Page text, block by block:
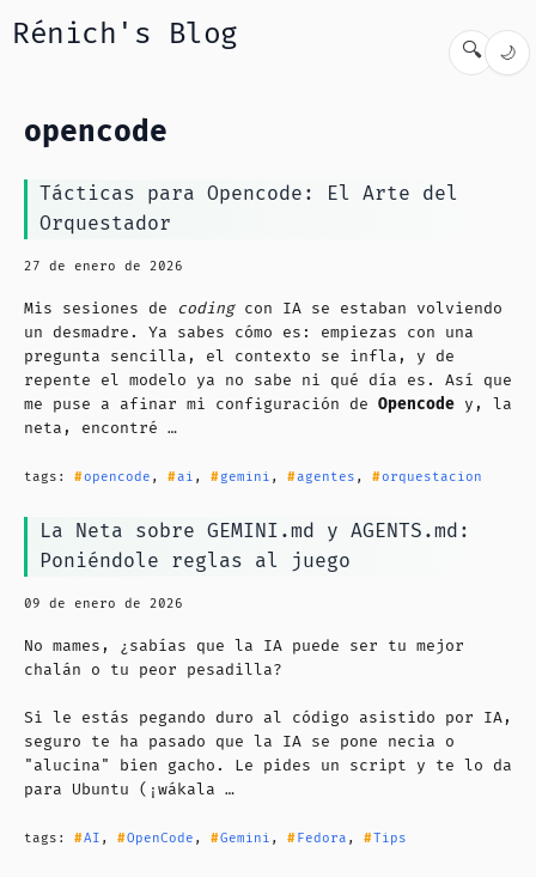
Rénich's Blog 🔍 🌙
opencode
Tácticas para Opencode: El Arte del
Orquestador
27 de enero de 2026
Mis sesiones de codingcon IA se estaban volviendo
un desmadre. Ya sabes cómo es: empiezas con una
pregunta sencilla, el contexto se infla, y de
repente el modelo ya no sabe ni qué día es. Así que
me puse a afinar mi configuración de Opencode y, la
neta, encontré …
tags: opencode , ai , gemini , agentes , orquestacion
La Neta sobre GEMINI.md y AGENTS.md:
Poniéndole reglas al juego
09 de enero de 2026
No mames, ¿sabías que la IA puede ser tu mejor
chalán o tu peor pesadilla?
Si le estás pegando duro al código asistido por IA,
seguro te ha pasado que la IA se pone necia o
"alucina" bien gacho. Le pides un script y te lo da
para Ubuntu (¡wákala …
tags: AI , OpenCode , Gemini , Fedora , Tips